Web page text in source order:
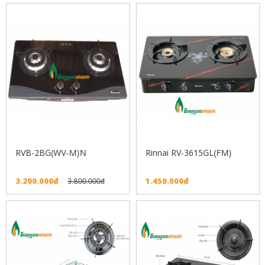
RVB-2BG(WV-M)N
3.200.000đ 3.800.000đ
Rinnai RV-3615GL(FM)
1.450.000đ